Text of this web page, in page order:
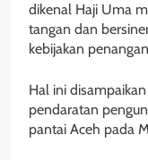
dikenal Haji Uma
tangan dan
kebijakan
Hal ini
pendaratan
pantai Aceh pada